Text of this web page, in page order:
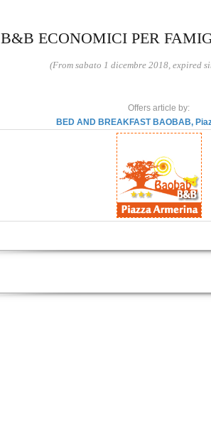
B&B ECONOMICI PER
(From sabato 1 dicembre 2018, expired
Offers article by:
BED AND BREAKFAST BAOBAB,